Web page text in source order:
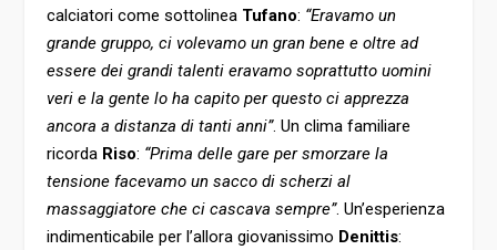
calciatori come sottolinea Tufano: “Eravamo un
grande gruppo, ci volevamo un gran bene e oltre ad
essere dei grandi talenti eravamo soprattutto uomini
veri e la gente lo ha capito per questo ci apprezza
ancora a distanza di tanti anni”. Un clima familiare
ricorda Riso: “Prima delle gare per smorzare la
tensione facevamo un sacco di scherzi al
massaggiatore che ci cascava sempre”. Un’esperienza
indimenticabile per l’allora giovanissimo Denittis: